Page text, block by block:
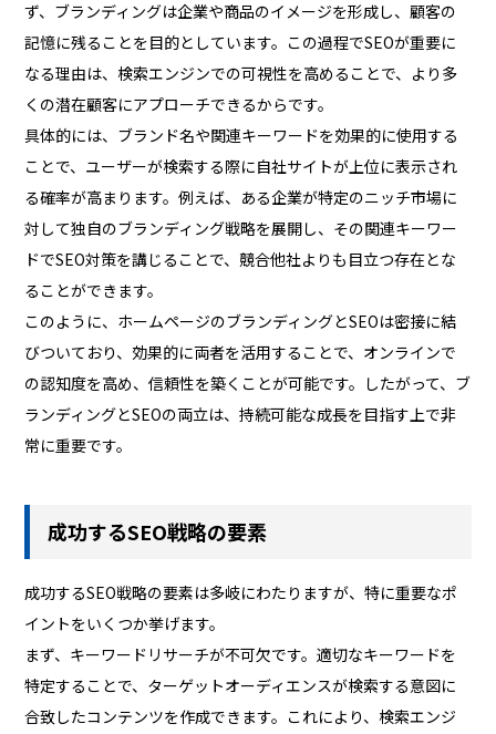
ず、ブランディングは企業や商品のイメージを形成し、顧客の
記憶に残ることを目的としています。この過程でSEOが重要に
なる理由は、検索エンジンでの可視性を高めることで、より多
くの潜在顧客にアプローチできるからです。
具体的には、ブランド名や関連キーワードを効果的に使用する
ことで、ユーザーが検索する際に自社サイトが上位に表示され
る確率が高まります。例えば、ある企業が特定のニッチ市場に
対して独自のブランディング戦略を展開し、その関連キーワー
ドでSEO対策を講じることで、競合他社よりも目立つ存在とな
ることができます。
このように、ホームページのブランディングとSEOは密接に結
びついており、効果的に両者を活用することで、オンラインで
の認知度を高め、信頼性を築くことが可能です。したがって、ブ
ランディングとSEOの両立は、持続可能な成長を目指す上で非
常に重要です。
成功するSEO戦略の要素
成功するSEO戦略の要素は多岐にわたりますが、特に重要なポ
イントをいくつか挙げます。
まず、キーワードリサーチが不可欠です。適切なキーワードを
特定することで、ターゲットオーディエンスが検索する意図に
合致したコンテンツを作成できます。これにより、検索エンジ